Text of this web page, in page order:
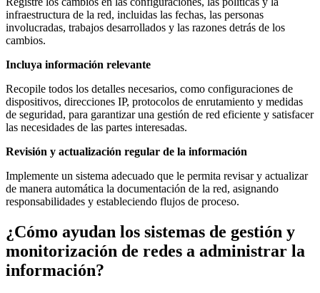
infraestructura de la red, incluidas las fechas, las personas
involucradas, trabajos desarrollados y las razones detrás de los
cambios.
Incluya información relevante
Recopile todos los detalles necesarios, como configuraciones de
dispositivos, direcciones IP, protocolos de enrutamiento y medidas
de seguridad, para garantizar una gestión de red eficiente y satisfacer
las necesidades de las partes interesadas.
Revisión y actualización regular de la información
Implemente un sistema adecuado que le permita revisar y actualizar
de manera automática la documentación de la red, asignando
responsabilidades y estableciendo flujos de proceso.
¿Cómo ayudan los sistemas de gestión y
monitorización de redes a administrar la
información?